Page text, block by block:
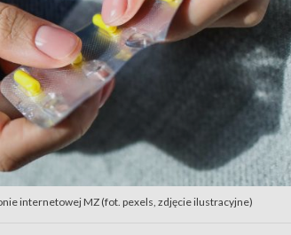
internetowej MZ (fot. pexels, zdjęcie ilustracyjne)